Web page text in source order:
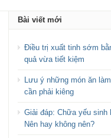
Bài viết mới
Điều trị xuất tinh sớm
quả vừa tiết kiệm
Lưu ý những món ăn
cần phải kiêng
Giải đáp: Chữa yếu sinh
Nên hay không nên?